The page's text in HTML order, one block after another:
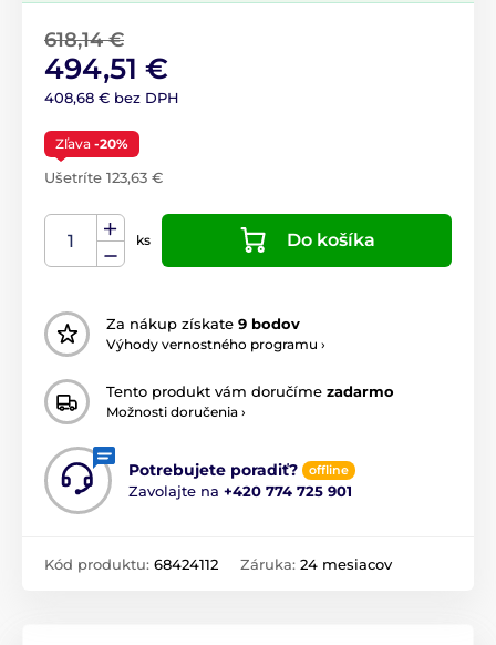
618,14 €
494,51 €
408,68 € bez DPH
Zľava -20%
Ušetríte 123,63 €
ks Do košíka
Za nákup získate 9 bodov
Výhody vernostného programu ›
Tento produkt vám doručíme zadarmo
Možnosti doručenia ›
Potrebujete poradiť? offline
Zavolajte na +420 774 725 901
Kód produktu: 68424112 Záruka: 24 mesiacov